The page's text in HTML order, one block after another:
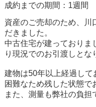
成約までの期間：1週間
資産のご売却のため、川
だきました。
中古住宅が建っておりま
り現況でのお引渡しとな
建物は50年以上経過し
困難なため残した状態で
また、測量も弊社の負担